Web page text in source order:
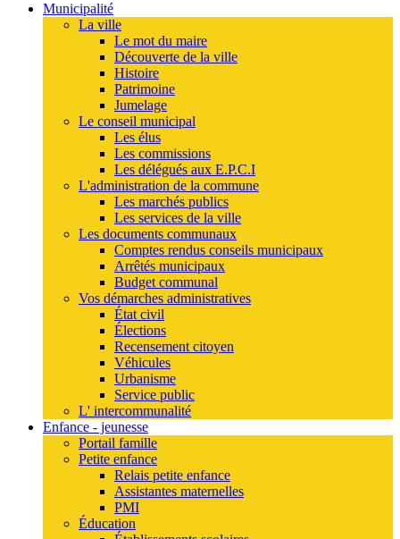
Municipalité
La ville
Le mot du maire
Découverte de la ville
Histoire
Patrimoine
Jumelage
Le conseil municipal
Les élus
Les commissions
Les délégués aux E.P.C.I
L'administration de la commune
Les marchés publics
Les services de la ville
Les documents communaux
Comptes rendus conseils municipaux
Arrêtés municipaux
Budget communal
Vos démarches administratives
État civil
Élections
Recensement citoyen
Véhicules
Urbanisme
Service public
L' intercommunalité
Enfance - jeunesse
Portail famille
Petite enfance
Relais petite enfance
Assistantes maternelles
PMI
Éducation